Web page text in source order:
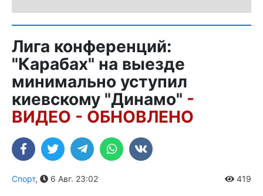
Лига конференций:
"Карабах" на выезде
минимально уступил
киевскому "Динамо" -
ВИДЕО - ОБНОВЛЕНО
Спорт, 6 Авг. 23:02 419